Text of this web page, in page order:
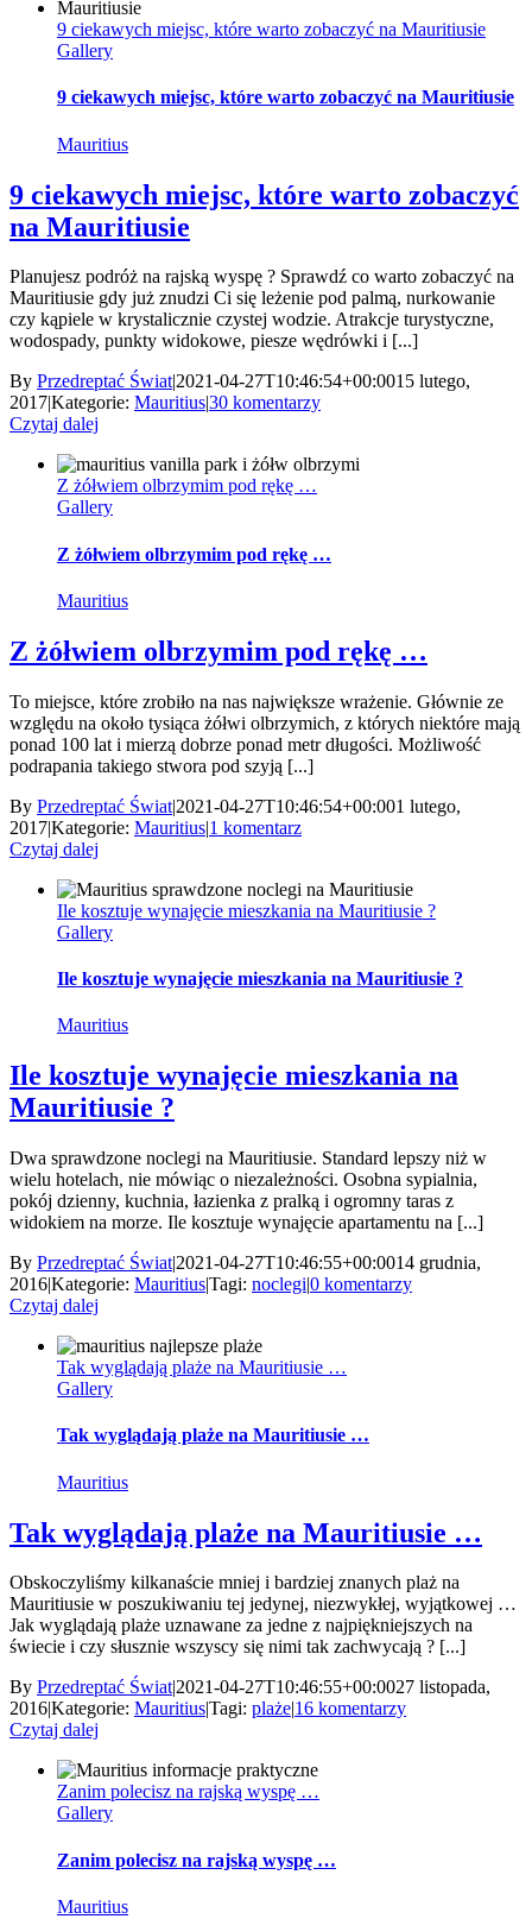
9 ciekawych miejsc, które warto zobaczyć na Mauritiusie
Gallery
9 ciekawych miejsc, które warto zobaczyć na Mauritiusie
Mauritius
9 ciekawych miejsc, które warto zobaczyć
na Mauritiusie
Planujesz podróż na rajską wyspę ? Sprawdź co warto zobaczyć na
Mauritiusie gdy już znudzi Ci się leżenie pod palmą, nurkowanie
czy kąpiele w krystalicznie czystej wodzie. Atrakcje turystyczne,
wodospady, punkty widokowe, piesze wędrówki i [...]
By Przedreptać Świat|2021-04-27T10:46:54+00:0015 lutego,
2017|Kategorie: Mauritius|30 komentarzy
Czytaj dalej
Z żółwiem olbrzymim pod rękę …
Gallery
Z żółwiem olbrzymim pod rękę …
Mauritius
Z żółwiem olbrzymim pod rękę …
To miejsce, które zrobiło na nas największe wrażenie. Głównie ze
względu na około tysiąca żółwi olbrzymich, z których niektóre mają
ponad 100 lat i mierzą dobrze ponad metr długości. Możliwość
podrapania takiego stwora pod szyją [...]
By Przedreptać Świat|2021-04-27T10:46:54+00:001 lutego,
2017|Kategorie: Mauritius|1 komentarz
Czytaj dalej
Ile kosztuje wynajęcie mieszkania na Mauritiusie ?
Gallery
Ile kosztuje wynajęcie mieszkania na Mauritiusie ?
Mauritius
Ile kosztuje wynajęcie mieszkania na
Mauritiusie ?
Dwa sprawdzone noclegi na Mauritiusie. Standard lepszy niż w
wielu hotelach, nie mówiąc o niezależności. Osobna sypialnia,
pokój dzienny, kuchnia, łazienka z pralką i ogromny taras z
widokiem na morze. Ile kosztuje wynajęcie apartamentu na [...]
By Przedreptać Świat|2021-04-27T10:46:55+00:0014 grudnia,
2016|Kategorie: Mauritius|Tagi: noclegi|0 komentarzy
Czytaj dalej
Tak wyglądają plaże na Mauritiusie …
Gallery
Tak wyglądają plaże na Mauritiusie …
Mauritius
Tak wyglądają plaże na Mauritiusie …
Obskoczyliśmy kilkanaście mniej i bardziej znanych plaż na
Mauritiusie w poszukiwaniu tej jedynej, niezwykłej, wyjątkowej …
Jak wyglądają plaże uznawane za jedne z najpiękniejszych na
świecie i czy słusznie wszyscy się nimi tak zachwycają ? [...]
By Przedreptać Świat|2021-04-27T10:46:55+00:0027 listopada,
2016|Kategorie: Mauritius|Tagi: plaże|16 komentarzy
Czytaj dalej
Zanim polecisz na rajską wyspę …
Gallery
Zanim polecisz na rajską wyspę …
Mauritius